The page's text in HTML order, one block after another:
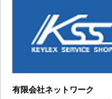
有限会社ネットワーク